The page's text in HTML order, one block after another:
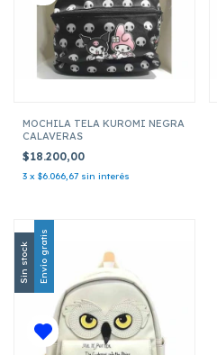
MOCHILA TELA KUROMI NEGRA
CALAVERAS
$18.200,00
3 x $6.066,67 sin interés
Sin stock Envío gratis